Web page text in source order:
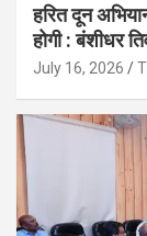
हरित दून
होगी : बंशीधर
July 16, 2026